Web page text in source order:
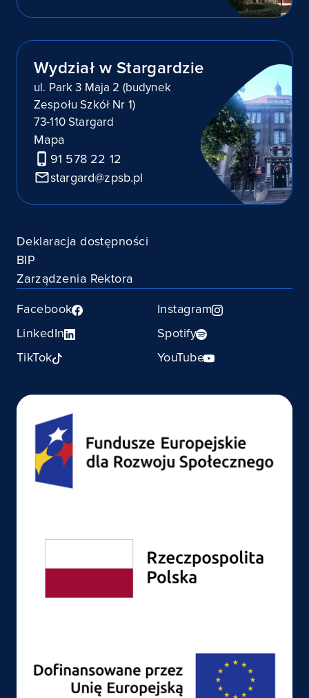
Wydział w Stargardzie
ul. Park 3 Maja 2 (budynek
Zespołu Szkół Nr 1)
73-110 Stargard
Mapa
91 578 22 12
stargard@zpsb.pl
Deklaracja dostępności
BIP
Zarządzenia Rektora
Facebook
Instagram
LinkedIn
Spotify
TikTok
YouTube